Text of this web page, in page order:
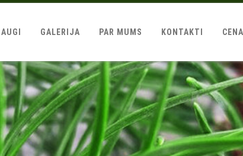
AUGI GALERIJA PAR MUMS KONTAKTI